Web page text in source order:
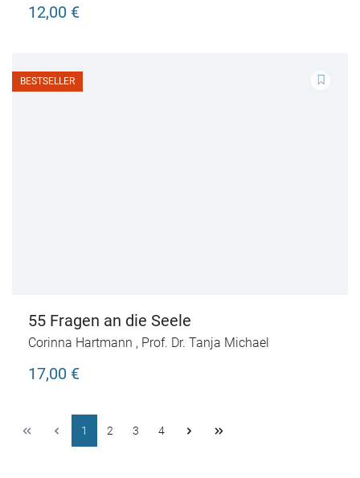
12,00 €
BESTSELLER
55 Fragen an die Seele
Corinna Hartmann , Prof. Dr. Tanja Michael
17,00 €
1 2 3 4